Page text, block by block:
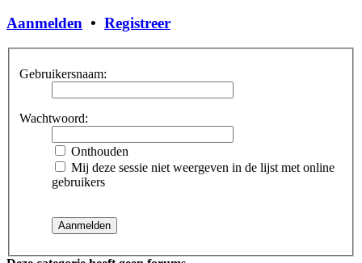
Aanmelden • Registreer
Gebruikersnaam:
Wachtwoord:
Onthouden
Mij deze sessie niet weergeven in de lijst met online
gebruikers